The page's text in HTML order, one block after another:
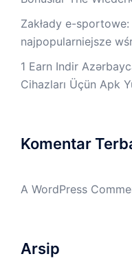
Zakłady e-
najpopularniejsze
1 Earn Indir
Cihazları Üçün Apk
Komentar
A WordPress
Arsip